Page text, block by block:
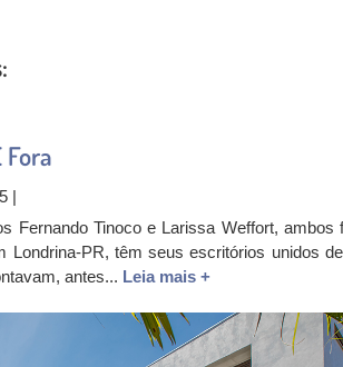
|
Fernando Tinoco e Larissa Weffort, ambos
Londrina-PR, têm seus escritórios unidos
antes... Leia mais +